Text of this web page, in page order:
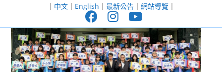
至
｜ 中文｜ English ｜ 最新公告｜ 網站導覽｜